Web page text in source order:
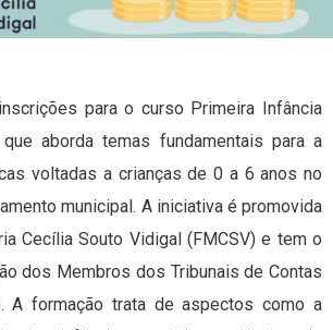
para o curso Primeira Infância
aborda temas fundamentais para a
voltadas a crianças de 0 a 6 anos no
municipal. A iniciativa é promovida
Cecília Souto Vidigal (FMCSV) e tem o
dos Membros dos Tribunais de Contas
A formação trata de aspectos como a